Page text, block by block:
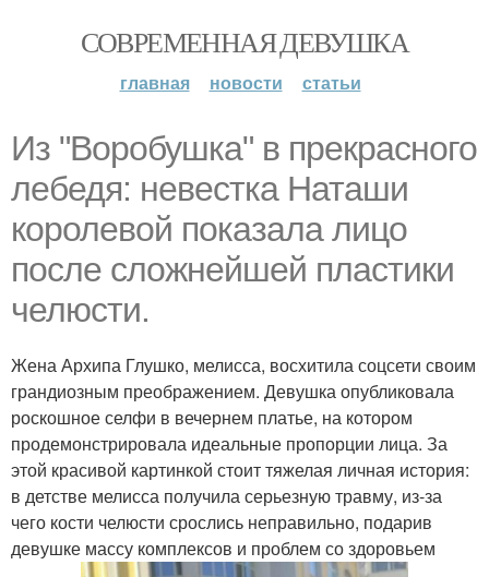
СОВРЕМЕННАЯ ДЕВУШКА
главная новости статьи
Из "Воробушка" в прекрасного
лебедя: невестка Наташи
королевой показала лицо
после сложнейшей пластики
челюсти.
Жена Архипа Глушко, мелисса, восхитила соцсети своим
грандиозным преображением. Девушка опубликовала
роскошное селфи в вечернем платье, на котором
продемонстрировала идеальные пропорции лица. За
этой красивой картинкой стоит тяжелая личная история:
в детстве мелисса получила серьезную травму, из-за
чего кости челюсти срослись неправильно, подарив
девушке массу комплексов и проблем со здоровьем